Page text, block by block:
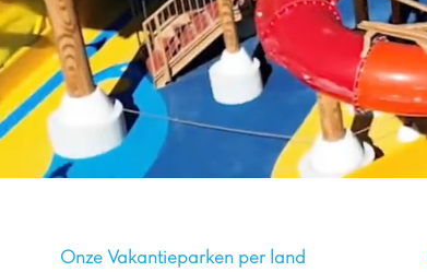
Onze Vakantieparken per land